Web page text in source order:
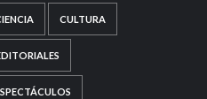
CULTURA